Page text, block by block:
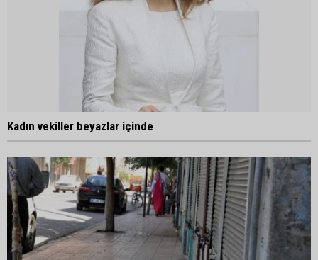
Kadın vekiller beyazlar içinde